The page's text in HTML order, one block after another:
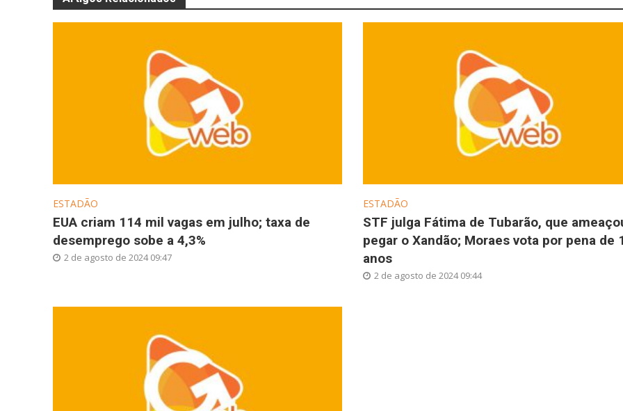
ESTADÃO
EUA criam 114 mil vagas em julho; taxa de
desemprego sobe a 4,3%
2 de agosto de 2024 09:47
ESTADÃO
STF julga Fátima de Tubarão, que
pegar o Xandão; Moraes vota por pena de
anos
2 de agosto de 2024 09:44